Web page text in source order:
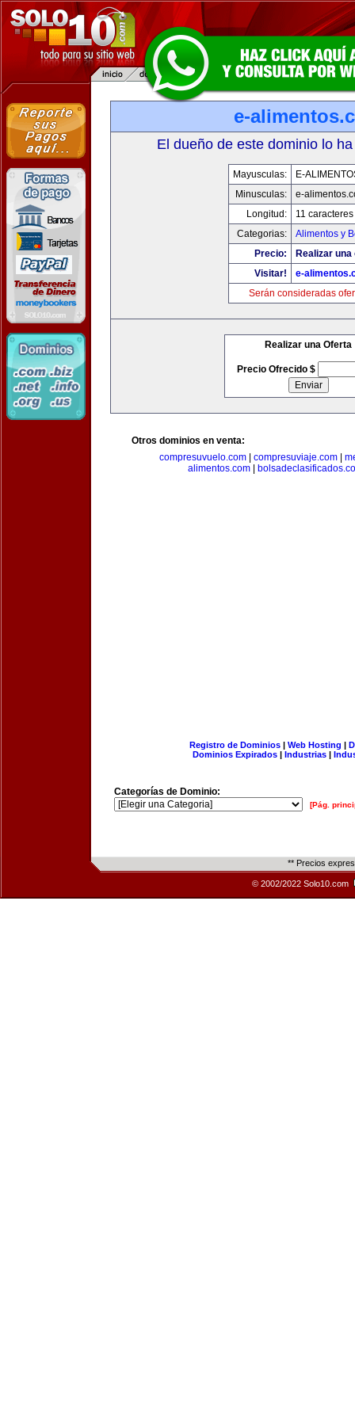
e-
El dueño de este dominio lo
Mayusculas:
E-
Minusculas:
e-
Longitud:
11 caracteres
Categorias:
Alimentos y
Precio:
Realizar
Visitar!
e-
Serán consideradas
Realizar una Oferta
Precio Ofrecido $
Otros dominios en venta:
compresuvuelo.com
compresuviaje.com
alimentos.com
Registro de Dominios| Web Hosting |
Dominios Expirados | Industrias |
Categorías de Dominio:
[Pág.
** Precios
© 2002/2022 Solo10.com